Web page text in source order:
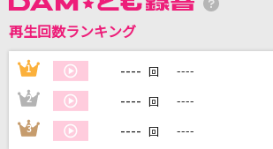
DAMに会員登録・ログインして
カラオケをもっと楽しもう！
再生回数ランキング
1 ---- 回 ----
2 ---- 回 ----
3 ---- 回 ----